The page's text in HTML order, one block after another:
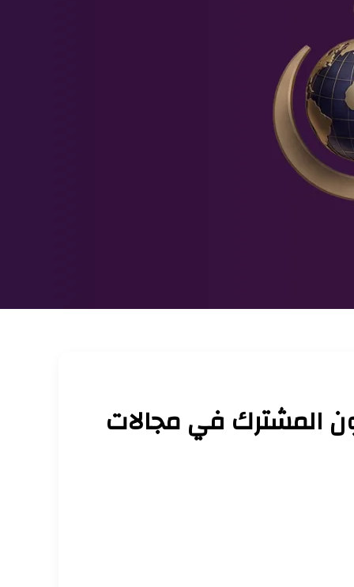
المشترك في مجالات